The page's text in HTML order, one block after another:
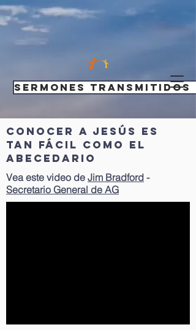
Sermones transmitidos
conocer a jesús es
tan fácil como el
abecedario
Vea este video de Jim Bradford -
Secretario General de AG